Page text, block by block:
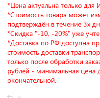
*Цена актуальна только для
*Стоимость товара может
подтверждён в течение 3х
*Скидка "-10, -20%" уже
*Доставка по РФ доступна
стоимость доставки
только после обработки
рублей - минимальная цена
окончательной.